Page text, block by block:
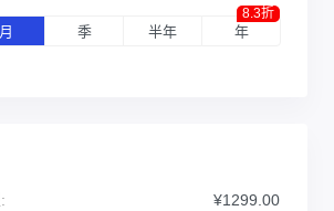
月 季 半年 年
8.3折
¥1299.00